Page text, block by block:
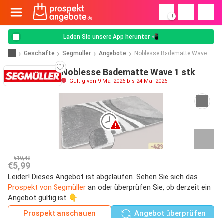
!
Laden Sie unsere App herunter 📲
Geschäfte Segmüller Angebote Noblesse Badematte Wave
Noblesse Badematte Wave 1 stk
Gültig von 9 Mai 2026 bis 24 Mai 2026
€10,49
€5,99
Leider! Dieses Angebot ist abgelaufen. Sehen Sie sich das
Prospekt von Segmüller an oder überprüfen Sie, ob derzeit ein
Angebot gültig ist 👇
Prospekt anschauen
Angebot überprüfen